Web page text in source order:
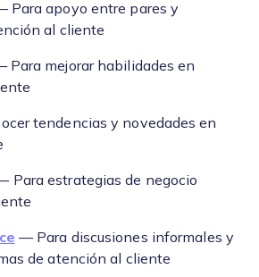
Para apoyo entre pares y
al cliente
Para mejorar habilidades en
tendencias y novedades en
Para estrategias de negocio
— Para discusiones informales y
de atención al cliente